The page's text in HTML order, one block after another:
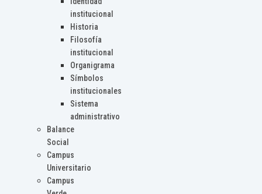
institucional
Historia
Filosofía
institucional
Organigrama
Símbolos
institucionales
Sistema
administrativo
Balance
Social
Campus
Universitario
Campus